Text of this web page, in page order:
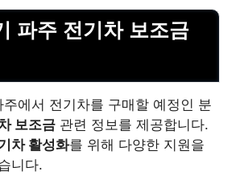
파주 전기차 보조금
에서 전기차를 구매할 예정인 분
보조금 관련 정보를 제공합니다.
차 활성화를 위해 다양한 지원을
니다.